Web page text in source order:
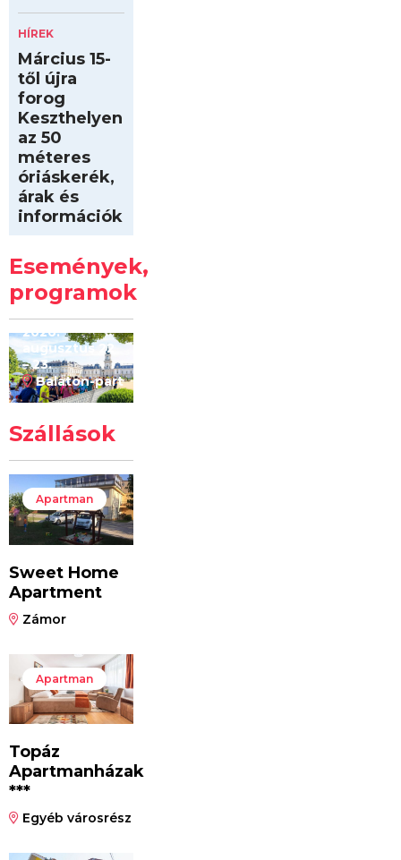
HÍREK
Március 15-
től újra
forog
Keszthelyen
az 50
méteres
óriáskerék,
árak és
információk
Események,
programok
Kilóméterek
2026
2026.
augusztus 22
– 23.
Balaton-part
Szállások
Apartman
Sweet Home
Apartment
Zámor
Apartman
Topáz
Apartmanházak
***
Egyéb városrész